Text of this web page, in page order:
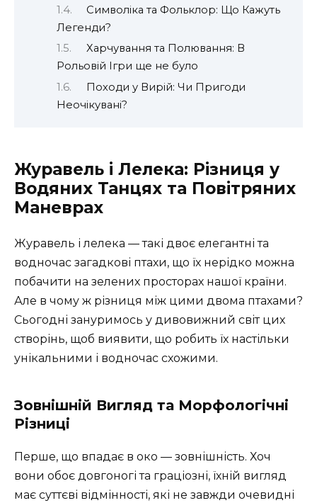
Символіка та Фольклор: Що Кажуть
Легенди?
Харчування та Полювання: В
Рольовій Ігри ще не було
Походи у Вирій: Чи Пригоди
Неочікувані?
Журавель і Лелека: Різниця у
Водяних Танцях та Повітряних
Маневрах
Журавель і лелека — такі двоє елегантні та
водночас загадкові птахи, що їх нерідко можна
побачити на зелених просторах нашої країни.
Але в чому ж різниця між цими двома птахами?
Сьогодні зануримось у дивовижний світ цих
створінь, щоб виявити, що робить їх настільки
унікальними і водночас схожими.
Зовнішній Вигляд та Морфологічні
Різниці
Перше, що впадає в око — зовнішність. Хоч
вони обоє довгоногі та граціозні, їхній вигляд
має суттєві відмінності, які не завжди очевидні